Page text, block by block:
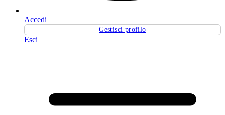
Accedi
Gestisci profilo
Esci